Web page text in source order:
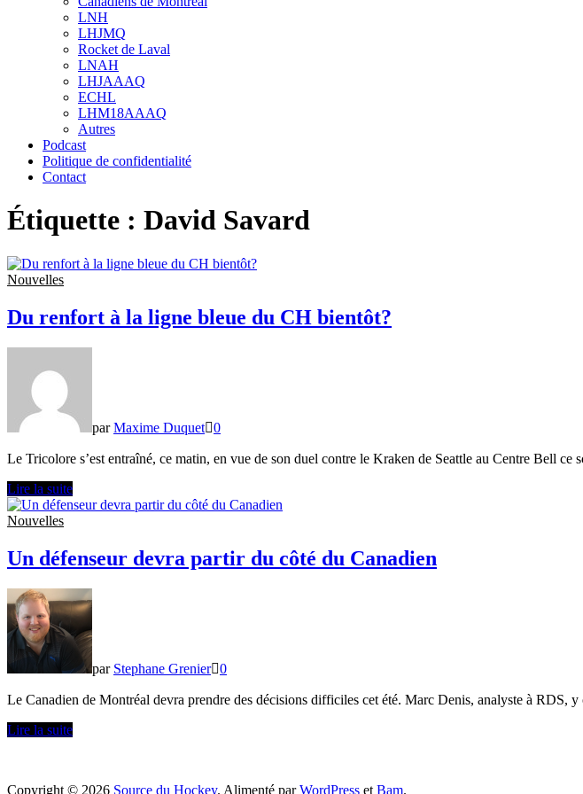
sub
menu
LNH
LHJMQ
Rocket de Laval
LNAH
LHJAAAQ
ECHL
LHM18AAAQ
Autres
Podcast
Politique de confidentialité
Contact
Étiquette : David Savard
Nouvelles
Du renfort à la ligne bleue du CH bientôt?
parMaxime Duquet 0
Le Tricolore s’est entraîné, ce matin, en vue de son duel contre le Kraken de Seattle au Centre Bell ce
Du
renfort
à
ligne
bleue
CH
bientôt?
Lire la suite
Nouvelles
Un défenseur devra partir du côté du Canadien
par Stephane Grenier 0
Le Canadien de Montréal devra prendre des décisions difficiles cet été. Marc Denis, analyste à RDS,
Un
Lire la suite
Copyright © 2026 Source du Hockey. Alimenté parWordPress et Bam.